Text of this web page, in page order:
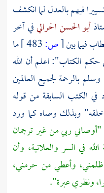
فيهم بالعدل لما انكشف
أبو الحسن الحراليفي آخر
فيما بين[ص:
ما
حكم الكتاب": اعلم أن الله
بالرحمة لجميع العالمين
في الكتب السابقة من قوله
وبذلك وصاه كما ورد
"أوصاني ربي من غير ترجمان
في السر والعلانية، وأن
وأعطي من حرمني،
ونظري عبرة".